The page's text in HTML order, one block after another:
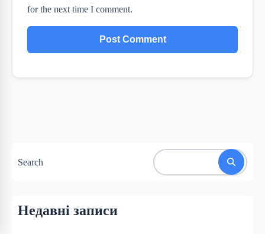
for the next time I comment.
Search
Недавні записи